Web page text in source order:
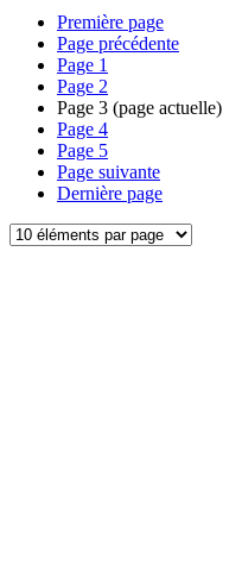
Première page
Page précédente
Page 1
Page 2
Page 3 (page actuelle)
Page 4
Page 5
Page suivante
Dernière page